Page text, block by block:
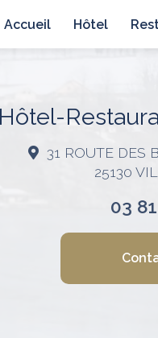
Accueil
Hôtel
Hôtel-
31 ROUTE DES
25130
03